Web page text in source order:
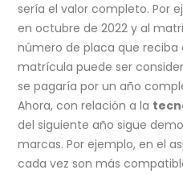
sería el valor completo. Por
en octubre de 2022 y al
número de placa que reciba
matrícula puede ser
se pagaría por un año
Ahora, con relación a la
del siguiente año sigue
marcas. Por ejemplo, en el
cada vez son más